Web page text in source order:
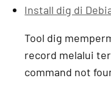
Install dig di
Tool dig
record melalui
command not